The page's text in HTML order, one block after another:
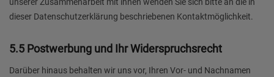
unserer Zusammenarbeit mit ihnen wenden Sie sich bitte an die in
dieser Datenschutzerklärung beschriebenen Kontaktmöglichkeit.
5.5 Postwerbung und Ihr Widerspruchsrecht
Darüber hinaus behalten wir uns vor, Ihren Vor- und Nachnamen